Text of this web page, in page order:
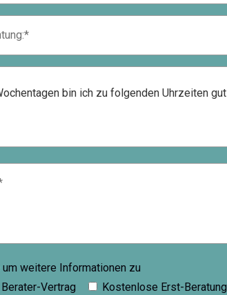
weitere Informationen zu
Berater-Vertrag Kostenlose Erst-Beratung